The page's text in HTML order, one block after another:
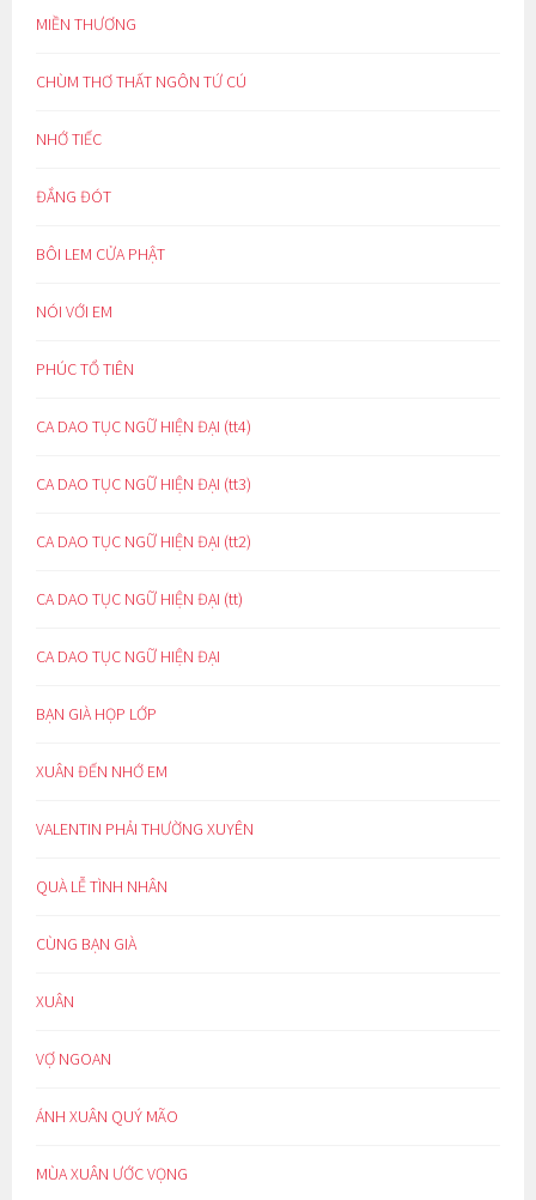
MIỀN THƯƠNG
CHÙM THƠ THẤT NGÔN TỨ CÚ
NHỚ TIẾC
ĐẮNG ĐÓT
BÔI LEM CỬA PHẬT
NÓI VỚI EM
PHÚC TỔ TIÊN
CA DAO TỤC NGỮ HIỆN ĐẠI (tt4)
CA DAO TỤC NGỮ HIỆN ĐẠI (tt3)
CA DAO TỤC NGỮ HIỆN ĐẠI (tt2)
CA DAO TỤC NGỮ HIỆN ĐẠI (tt)
CA DAO TỤC NGỮ HIỆN ĐẠI
BẠN GIÀ HỌP LỚP
XUÂN ĐẾN NHỚ EM
VALENTIN PHẢI THƯỜNG XUYÊN
QUÀ LỄ TÌNH NHÂN
CÙNG BẠN GIÀ
XUÂN
VỢ NGOAN
ÁNH XUÂN QUÝ MÃO
MÙA XUÂN ƯỚC VỌNG